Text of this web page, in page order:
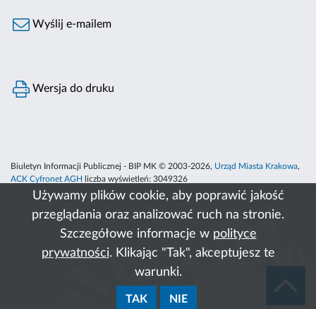
Używamy plików cookie, aby poprawić jakość
przeglądania oraz analizować ruch na stronie.
Szczegółowe informacje w polityce
prywatności. Klikając "Tak", akceptujesz te
warunki.
TAK NIE
Wyślij e-mailem
Wersja do druku
Biuletyn Informacji Publicznej - BIP MK © 2003-2026, Urząd Miasta Krakowa,
ACK Cyfronet AGH
liczba wyświetleń: 3049326